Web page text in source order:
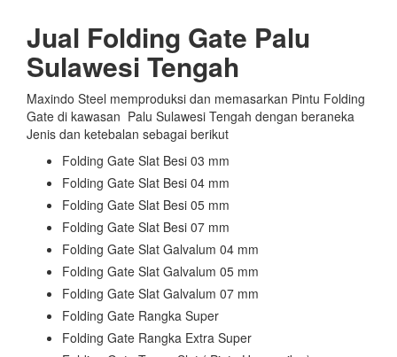
Jual Folding Gate Palu
Sulawesi Tengah
Maxindo Steel memproduksi dan memasarkan Pintu Folding
Gate di kawasan Palu Sulawesi Tengah dengan beraneka
Jenis dan ketebalan sebagai berikut
Folding Gate Slat Besi 03 mm
Folding Gate Slat Besi 04 mm
Folding Gate Slat Besi 05 mm
Folding Gate Slat Besi 07 mm
Folding Gate Slat Galvalum 04 mm
Folding Gate Slat Galvalum 05 mm
Folding Gate Slat Galvalum 07 mm
Folding Gate Rangka Super
Folding Gate Rangka Extra Super